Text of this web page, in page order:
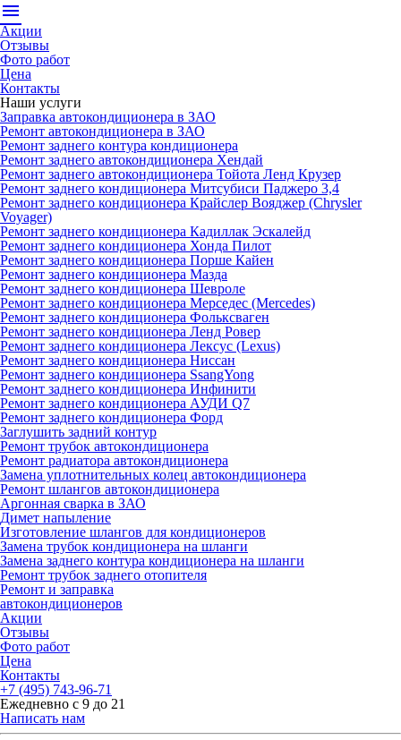
menu
Акции
Отзывы
Фото работ
Цена
Контакты
Наши услуги
Заправка автокондиционера в ЗАО
Ремонт автокондиционера в ЗАО
Ремонт заднего контура кондиционера
Ремонт заднего автокондиционера Хендай
Ремонт заднего автокондиционера Тойота Ленд Крузер
Ремонт заднего кондиционера Митсубиси Паджеро 3,4
Ремонт заднего кондиционера Крайслер Вояджер (Chrysler
Voyager)
Ремонт заднего кондиционера Кадиллак Эскалейд
Ремонт заднего кондиционера Хонда Пилот
Ремонт заднего кондиционера Порше Кайен
Ремонт заднего кондиционера Мазда
Ремонт заднего кондиционера Шевроле
Ремонт заднего кондиционера Мерседес (Mercedes)
Ремонт заднего кондиционера Фольксваген
Ремонт заднего кондиционера Ленд Ровер
Ремонт заднего кондиционера Лексус (Lexus)
Ремонт заднего кондиционера Ниссан
Ремонт заднего кондиционера SsangYong
Ремонт заднего кондиционера Инфинити
Ремонт заднего кондиционера АУДИ Q7
Ремонт заднего кондиционера Форд
Заглушить задний контур
Ремонт трубок автокондиционера
Ремонт радиатора автокондиционера
Замена уплотнительных колец автокондиционера
Ремонт шлангов автокондиционера
Аргонная сварка в ЗАО
Димет напыление
Изготовление шлангов для кондиционеров
Замена трубок кондиционера на шланги
Замена заднего контура кондиционера на шланги
Ремонт трубок заднего отопителя
Ремонт и заправка
автокондиционеров
Акции
Отзывы
Фото работ
Цена
Контакты
+7 (495) 743-96-71
Ежедневно с 9 до 21
Написать нам